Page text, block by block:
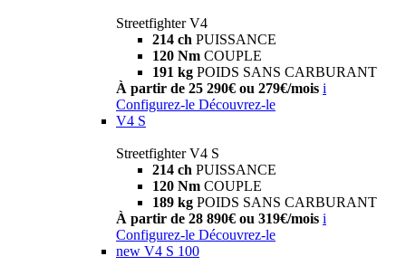
Streetfighter V4
214 ch PUISSANCE
120 Nm COUPLE
191 kg POIDS SANS CARBURANT
À partir de 25 290€ ou 279€/mois i
Configurez-le Découvrez-le
V4 S
Streetfighter V4 S
214 ch PUISSANCE
120 Nm COUPLE
189 kg POIDS SANS CARBURANT
À partir de 28 890€ ou 319€/mois i
Configurez-le Découvrez-le
new V4 S 100